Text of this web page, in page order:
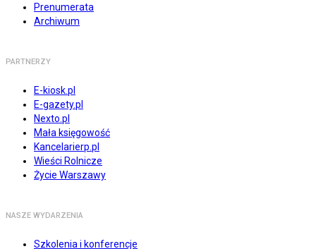
Prenumerata
Archiwum
PARTNERZY
E-kiosk.pl
E-gazety.pl
Nexto.pl
Mała księgowość
Kancelarierp.pl
Wieści Rolnicze
Życie Warszawy
NASZE WYDARZENIA
Szkolenia i konferencje